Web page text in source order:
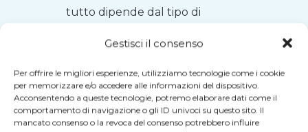
Gestisci il consenso
Per offrire le migliori esperienze, utilizziamo tecnologie come i cookie
per memorizzare e/o accedere alle informazioni del dispositivo.
Acconsentendo a queste tecnologie, potremo elaborare dati come il
comportamento di navigazione o gli ID univoci su questo sito. Il
mancato consenso o la revoca del consenso potrebbero influire
tutto dipende dal tipo di
avevano...Attrazioni
VEXQuando i tuoi clienti
escono dal tuo centro con un